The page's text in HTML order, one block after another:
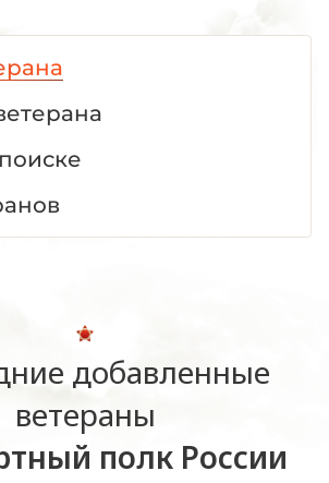
добавленные
ветераны
полк России